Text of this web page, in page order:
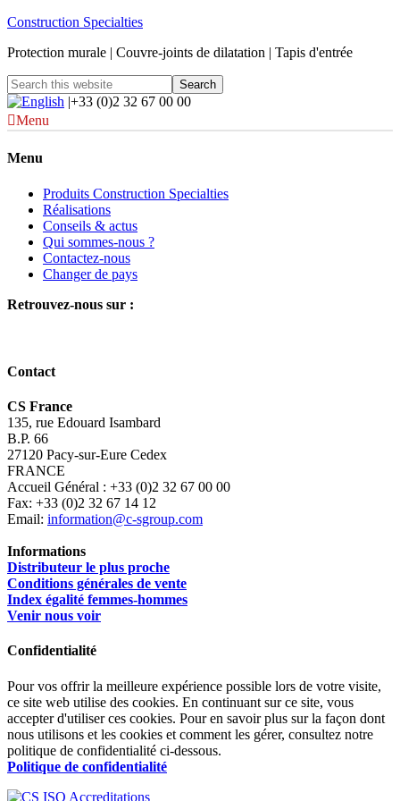
Construction Specialties
Protection murale | Couvre-joints de dilatation | Tapis d'entrée
|+33 (0)2 32 67 00 00
Menu
Menu
Produits Construction Specialties
Réalisations
Conseils & actus
Qui sommes-nous ?
Contactez-nous
Changer de pays
Retrouvez-nous sur :
Contact
CS France
135, rue Edouard Isambard
B.P. 66
27120 Pacy-sur-Eure Cedex
FRANCE
Accueil Général : +33 (0)2 32 67 00 00
Fax: +33 (0)2 32 67 14 12
Email: information@c-sgroup.com
Informations
Distributeur le plus proche
Conditions générales de vente
Index égalité femmes-hommes
Venir nous voir
Confidentialité
Pour vos offrir la meilleure expérience possible lors de votre visite,
ce site web utilise des cookies. En continuant sur ce site, vous
accepter d'utiliser ces cookies. Pour en savoir plus sur la façon dont
nous utilisons et les cookies et comment les gérer, consultez notre
politique de confidentialité ci-dessous.
Politique de confidentialité